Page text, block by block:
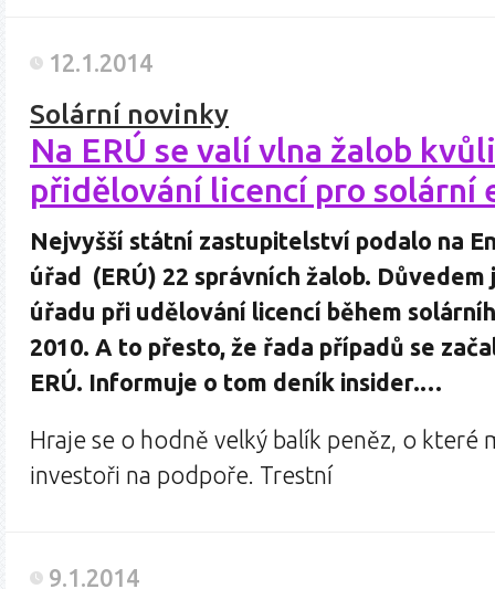
12.1.2014
Solární novinky
Na ERÚ se valí vlna žalob
přidělování licencí pro solární
Nejvyšší státní zastupitelství podalo na
úřad (ERÚ) 22 správních žalob.
úřadu při udělování licencí během
2010. A to přesto, že řada případů se
ERÚ. Informuje o tom deník insider.…
Hraje se o hodně velký balík peněz, o které
investoři na podpoře. Trestní
9.1.2014